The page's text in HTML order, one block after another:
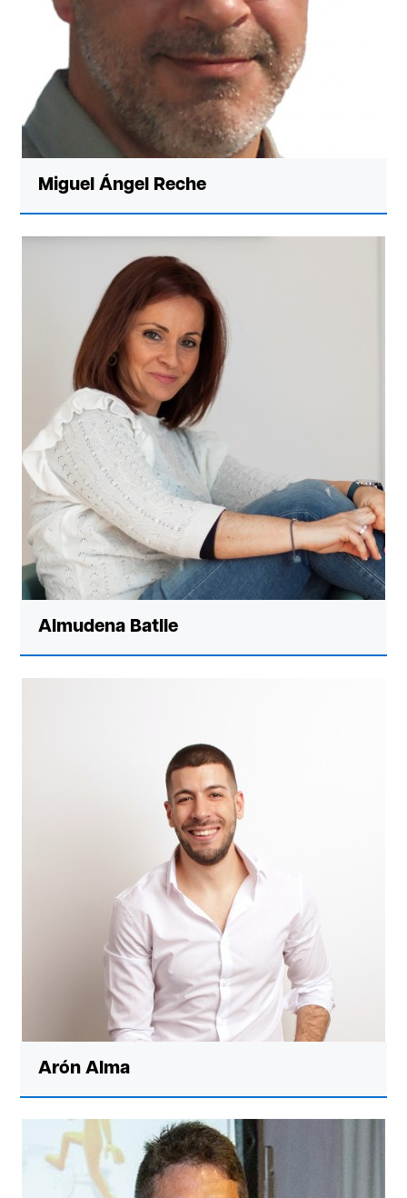
Miguel Ángel Reche
Almudena Batlle
Arón Alma